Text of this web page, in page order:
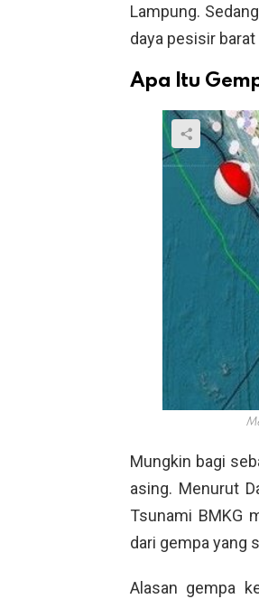
Lampung.
daya pesisir
Apa Itu
Mungkin bagi
asing. Menurut
Tsunami BMKG
dari gempa yang
Alasan gempa